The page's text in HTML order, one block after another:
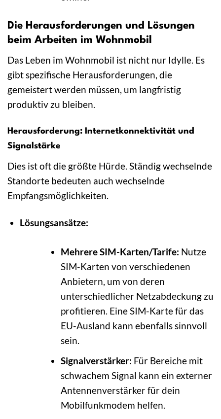
Die Herausforderungen und Lösungen
beim Arbeiten im Wohnmobil
Das Leben im Wohnmobil ist nicht nur Idylle. Es
gibt spezifische Herausforderungen, die
gemeistert werden müssen, um langfristig
produktiv zu bleiben.
Herausforderung: Internetkonnektivität und
Signalstärke
Dies ist oft die größte Hürde. Ständig wechselnde
Standorte bedeuten auch wechselnde
Empfangsmöglichkeiten.
Lösungsansätze:
Mehrere SIM-Karten/Tarife: Nutze
SIM-Karten von verschiedenen
Anbietern, um von deren
unterschiedlicher Netzabdeckung zu
profitieren. Eine SIM-Karte für das
EU-Ausland kann ebenfalls sinnvoll
sein.
Signalverstärker: Für Bereiche mit
schwachem Signal kann ein externer
Antennenverstärker für dein
Mobilfunkmodem helfen.